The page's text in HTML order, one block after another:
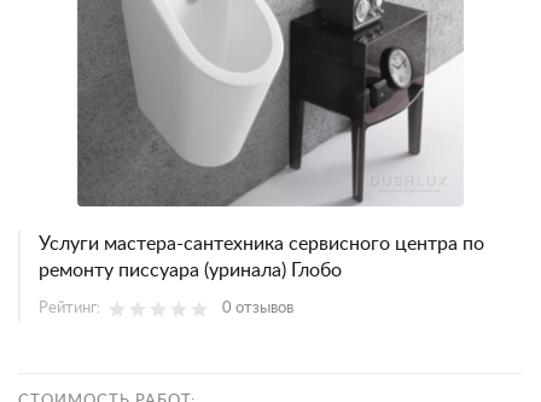
Услуги мастера-сантехника сервисного центра по
ремонту писсуара (уринала) Глобо
Рейтинг: 0 отзывов